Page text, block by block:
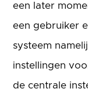
een later
een gebruiker
systeem
instellingen
de centrale